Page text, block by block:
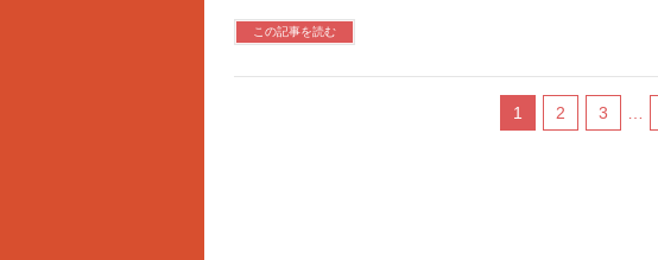
この記事を読む
1 2 3